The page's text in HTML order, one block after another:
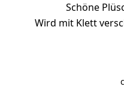
Schöne
Wird mit Klett